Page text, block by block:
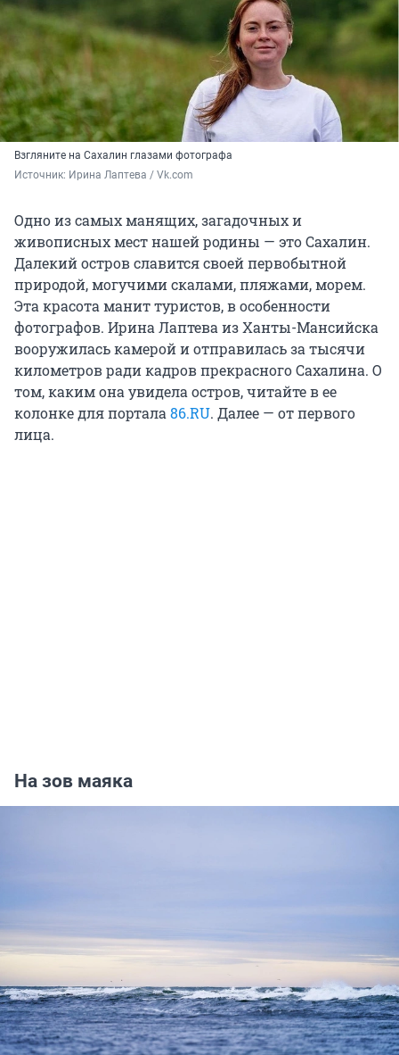
Взгляните на Сахалин глазами фотографа
Источник: Ирина Лаптева / Vk.com
Одно из самых манящих, загадочных и
живописных мест нашей родины — это Сахалин.
Далекий остров славится своей первобытной
природой, могучими скалами, пляжами, морем.
Эта красота манит туристов, в особенности
фотографов. Ирина Лаптева из Ханты-Мансийска
вооружилась камерой и отправилась за тысячи
километров ради кадров прекрасного Сахалина. О
том, каким она увидела остров, читайте в ее
колонке для портала 86.RU. Далее — от первого
лица.
На зов маяка